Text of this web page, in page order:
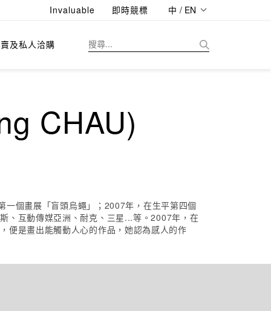
Invaluable 即時競標 中 / EN
及私人洽購
CHAU)
個畫展「盲頭烏蠅」；2007年，在生平第四個
、互動傳媒亞洲、耐克、三星...等。2007年，在
便是畫出能觸動人心的作品，她認為感人的作